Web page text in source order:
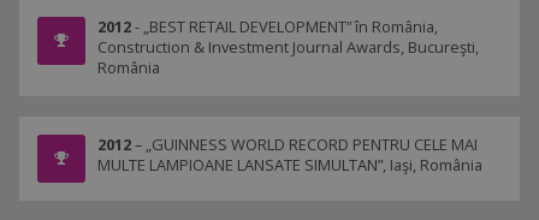
2012- „BEST RETAIL DEVELOPMENT” în România,
Construction & Investment Journal Awards, Bucureşti,
România
2012– „GUINNESS WORLD RECORD PENTRU CELE MAI
MULTE LAMPIOANE LANSATE SIMULTAN”, Iaşi, România